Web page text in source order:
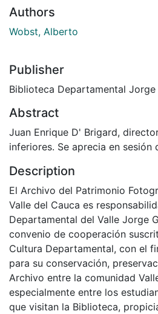
Authors
Wobst, Alberto
Publisher
Biblioteca Departamental Jorge
Abstract
Juan Enrique D' Brigard,
inferiores. Se aprecia en sesión
Description
El Archivo del Patrimonio
Valle del Cauca es
Departamental del Valle Jorge
convenio de cooperación
Cultura Departamental, con el
para su conservación,
Archivo entre la comunidad
especialmente entre los
que visitan la Biblioteca,